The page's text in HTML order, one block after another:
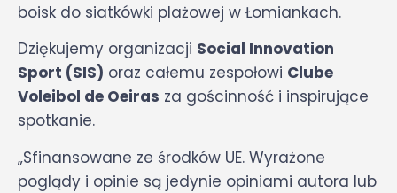
boisk do siatkówki plażowej w Łomiankach.
Dziękujemy organizacji Social Innovation
Sport (SIS) oraz całemu zespołowi Clube
Voleibol de Oeiras za gościnność i inspirujące
spotkanie.
„Sfinansowane ze środków UE. Wyrażone
poglądy i opinie są jedynie opiniami autora lub